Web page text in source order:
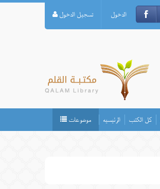
تسجيل الدخول الدخول
موضوعات الرئيسيه كل الكتب